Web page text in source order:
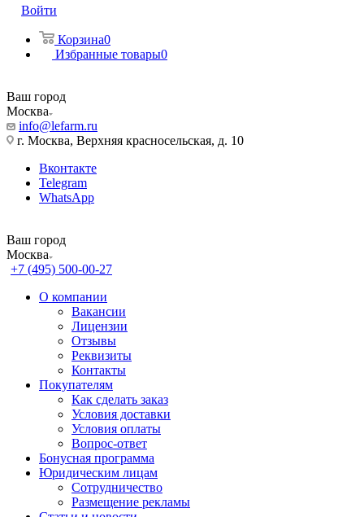
Войти
Корзина0
Избранные товары0
Ваш город
Москва
info@lefarm.ru
г. Москва, Верхняя красносельская, д. 10
Вконтакте
Telegram
WhatsApp
Ваш город
Москва
+7 (495) 500-00-27
О компании
Вакансии
Лицензии
Отзывы
Реквизиты
Контакты
Покупателям
Как сделать заказ
Условия доставки
Условия оплаты
Вопрос-ответ
Бонусная программа
Юридическим лицам
Сотрудничество
Размещение рекламы